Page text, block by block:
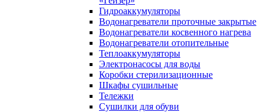
Гидроаккумуляторы
Водонагреватели проточные закрытые
Водонагреватели косвенного нагрева
Водонагреватели отопительные
Теплоаккумуляторы
Электронасосы для воды
Коробки стерилизационные
Шкафы сушильные
Тележки
Сушилки для обуви